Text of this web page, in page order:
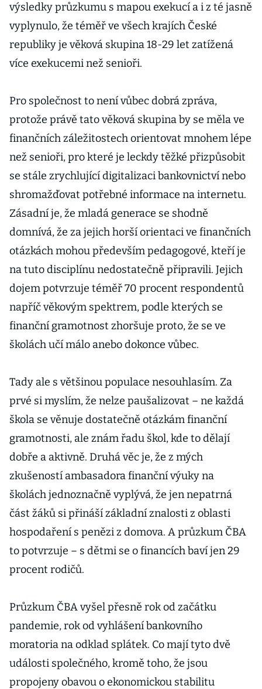
výsledky průzkumu s mapou exekucí a i z té jasně
vyplynulo, že téměř ve všech krajích České
republiky je věková skupina 18-29 let zatížená
více exekucemi než senioři.
Pro společnost to není vůbec dobrá zpráva,
protože právě tato věková skupina by se měla ve
finančních záležitostech orientovat mnohem lépe
než senioři, pro které je leckdy těžké přizpůsobit
se stále zrychlující digitalizaci bankovnictví nebo
shromažďovat potřebné informace na internetu.
Zásadní je, že mladá generace se shodně
domnívá, že za jejich horší orientaci ve finančních
otázkách mohou především pedagogové, kteří je
na tuto disciplínu nedostatečně připravili. Jejich
dojem potvrzuje téměř 70 procent respondentů
napříč věkovým spektrem, podle kterých se
finanční gramotnost zhoršuje proto, že se ve
školách učí málo anebo dokonce vůbec.
Tady ale s většinou populace nesouhlasím. Za
prvé si myslím, že nelze paušalizovat – ne každá
škola se věnuje dostatečně otázkám finanční
gramotnosti, ale znám řadu škol, kde to dělají
dobře a aktivně. Druhá věc je, že z mých
zkušeností ambasadora finanční výuky na
školách jednoznačně vyplývá, že jen nepatrná
část žáků si přináší základní znalosti z oblasti
hospodaření s penězi z domova. A průzkum ČBA
to potvrzuje – s dětmi se o financích baví jen 29
procent rodičů.
Průzkum ČBA vyšel přesně rok od začátku
pandemie, rok od vyhlášení bankovního
moratoria na odklad splátek. Co mají tyto dvě
události společného, kromě toho, že jsou
propojeny obavou o ekonomickou stabilitu